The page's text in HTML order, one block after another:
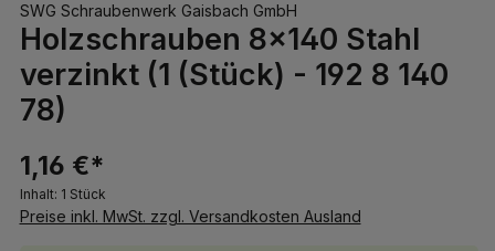
SWG Schraubenwerk Gaisbach GmbH
Holzschrauben 8x140 Stahl
verzinkt (1 (Stück) - 192 8 140
78)
1,16 €*
Inhalt: 1 Stück
Preise inkl. MwSt. zzgl. Versandkosten Ausland